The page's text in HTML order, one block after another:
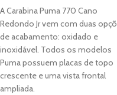
Comprimento do Cano:Ideal
Estrutura:Design ergonômico
Se você procura uma
conforto, a Carabina Rio Grande
escolha definitiva. Experimente
carabina que faz história no setor.
A Carabina Puma 770 Cano
Redondo Jr vem com duas
de acabamento: oxidado e
inoxidável. Todos os modelos
Puma possuem placas de topo
crescente e uma vista frontal
ampliada.